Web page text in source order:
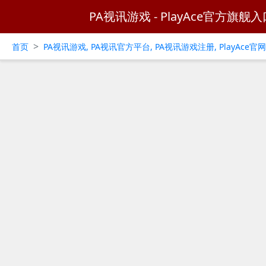
PA视讯游戏 - PlayAce官方旗舰入
首页 > PA视讯游戏, PA视讯官方平台, PA视讯游戏注册, PlayAce官